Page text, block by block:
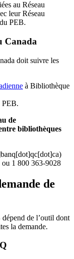
au Réseau
leur Réseau
PEB.
Canada
doit suivre les
à Bibliothèque
PEB.
de
bibliothèques
)
ou 1 800 363-9028
de
de l’outil dont
la demande.